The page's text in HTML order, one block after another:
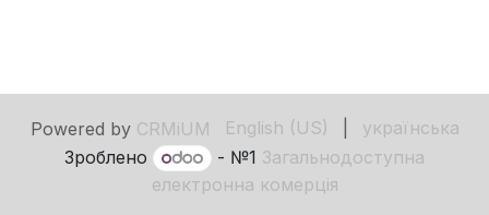
Powered by CRMiUM English (US)
українська
Зроблено
- №1 Загальнодоступна
електронна комерція